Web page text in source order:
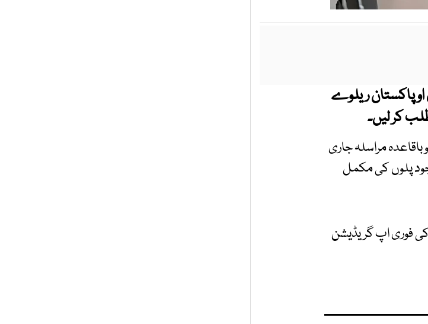
پاکستان ریلوے
کر لیں۔
مراسلہ جاری
پلوں کی مکمل
فوری اپ گریڈیشن